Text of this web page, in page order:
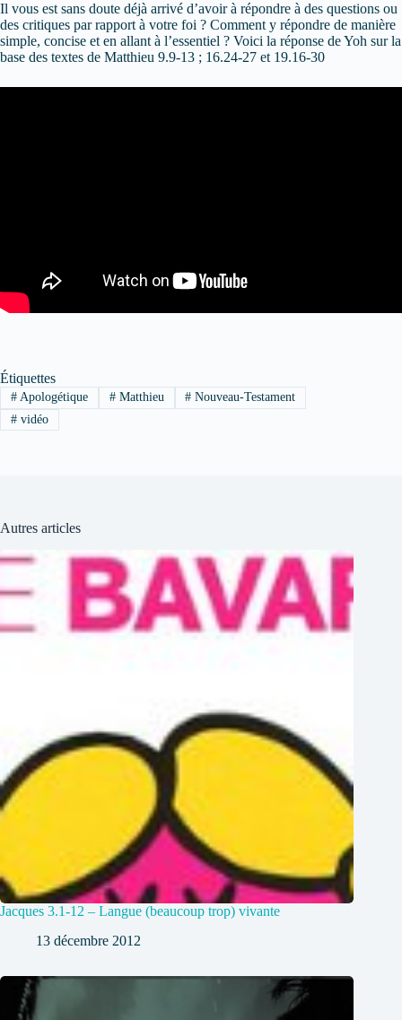
Il vous est sans doute déjà arrivé d’avoir à répondre à des questions ou
des critiques par rapport à votre foi ? Comment y répondre de manière
simple, concise et en allant à l’essentiel ? Voici la réponse de Yoh sur la
base des textes de Matthieu 9.9-13 ; 16.24-27 et 19.16-30
Étiquettes
#Apologétique #Matthieu # Nouveau-Testament
#vidéo
Autres articles
Jacques 3.1-12 – Langue (beaucoup trop) vivante
13 décembre 2012